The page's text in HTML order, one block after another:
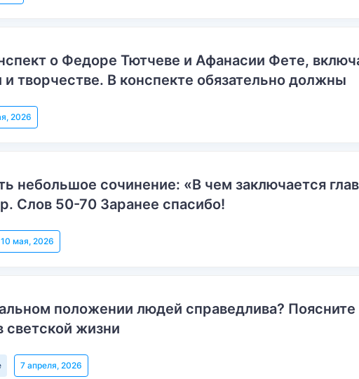
о Федоре Тютчеве и Афанасии Фете,
творчестве. В конспекте обязательно должны
2026
небольшое сочинение: «В чем заключается
Слов 50-70 Заранее спасибо!
10 мая, 2026
положении людей справедлива? Поясните
светской жизни
7 апреля, 2026